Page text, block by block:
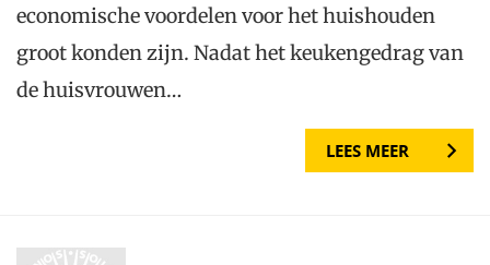
economische voordelen voor het huishouden
groot konden zijn. Nadat het keukengedrag van
de huisvrouwen…
LEES MEER